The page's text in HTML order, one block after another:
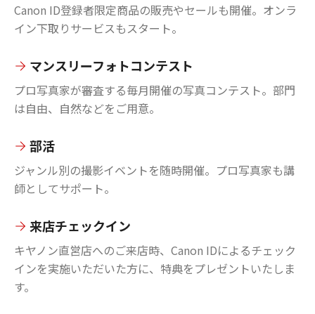
Canon ID登録者限定商品の販売やセールも開催。オンラ
イン下取りサービスもスタート。
マンスリーフォトコンテスト
プロ写真家が審査する毎月開催の写真コンテスト。部門
は自由、自然などをご用意。
部活
ジャンル別の撮影イベントを随時開催。プロ写真家も講
師としてサポート。
来店チェックイン
キヤノン直営店へのご来店時、Canon IDによるチェック
インを実施いただいた方に、特典をプレゼントいたしま
す。